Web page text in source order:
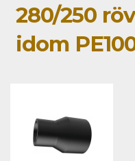
280/250
idom